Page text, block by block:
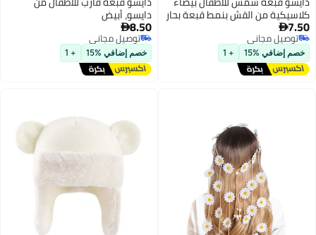
كلاسيكية من القش بنمط قبعة بحار
7.50
توصيل مجاني
توصيل مجاني
خصم إضافي %15 + 1
دايسو، أبيض
8.50
توصيل مجاني
توصيل مجاني
خصم إضافي %15 + 1